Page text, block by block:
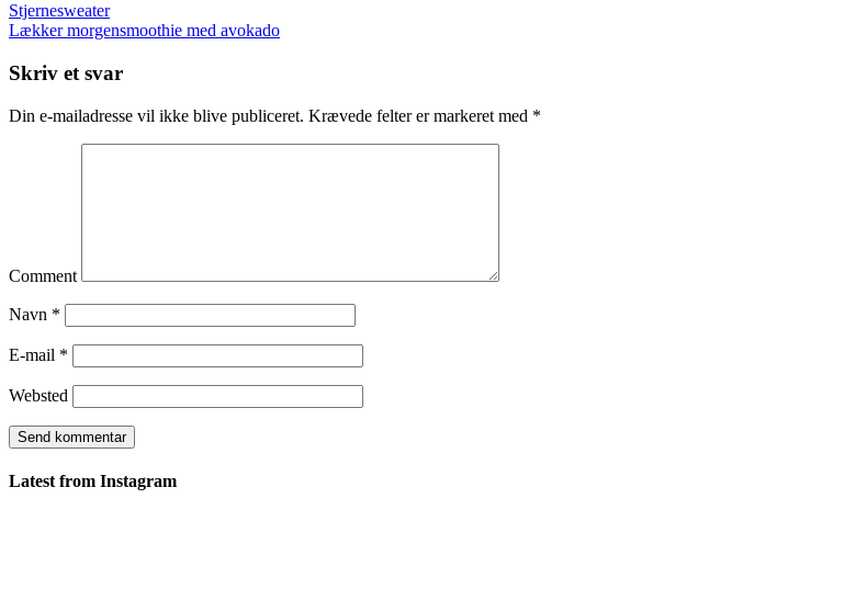
Stjernesweater
Lækker morgensmoothie med avokado
Skriv et svar
Din e-mailadresse vil ikke blive publiceret. Krævede felter er markeret med *
Comment
Navn *
E-mail *
Websted
Latest from Instagram